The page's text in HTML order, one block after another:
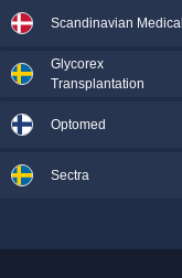
Scandinavian Medical
Glycorex
Transplantation
Optomed
Sectra